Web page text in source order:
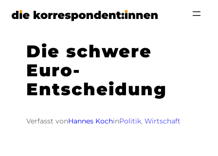
Zum
Die schwere
Euro-
Entscheidung
Verfasst vonHannes KochinPolitik, Wirtschaft